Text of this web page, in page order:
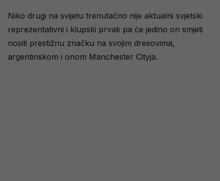
Niko drugi na svijetu trenutačno nije aktualni svjetski
reprezentativni i klupski prvak pa će jedino on smjeti
nositi prestižnu značku na svojim dresovima,
argentinskom i onom Manchester Cityja.